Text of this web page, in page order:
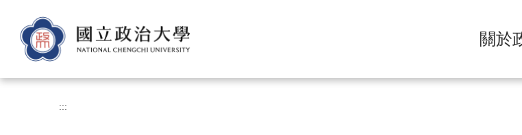
容
關於
:::